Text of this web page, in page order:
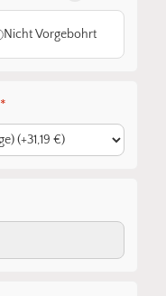
Nicht Vorgebohrt
*